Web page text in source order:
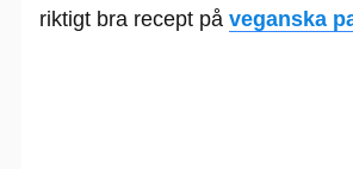
riktigt bra recept på veganska